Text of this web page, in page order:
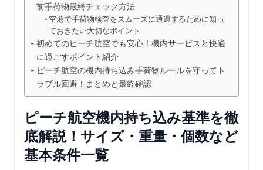
前手荷物最終チェック方法
空港で手荷物検査をスムーズに通過するために知っ
ておきたい大切なポイント
初めてのピーチ航空でも安心！機内サービスと快適
に過ごすポイント紹介
ピーチ航空の機内持ち込み手荷物ルールを守ってト
ラブル回避！まとめと最終確認
ピーチ航空機内持ち込み基準を徹
底解説！サイズ・重量・個数など
基本条件一覧